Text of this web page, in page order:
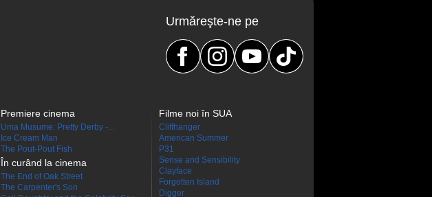
Urmăreşte-ne pe
Premiere cinema
Uma Musume: Pretty Derby -...
Ice Cream Man
The Pout-Pout Fish
În curând la cinema
The End of Oak Street
The Carpenter's Son
Filme noi în SUA
Cliffhanger
American Summer
P31
Sense and Sensibility
Clayface
Forgotten Island
Digger